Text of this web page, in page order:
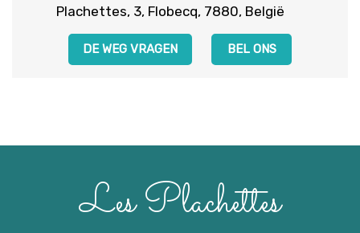
Plachettes, 3, Flobecq, 7880, België
DE WEG VRAGEN BEL ONS
Les Plachettes